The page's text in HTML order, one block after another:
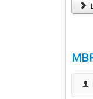
5
5